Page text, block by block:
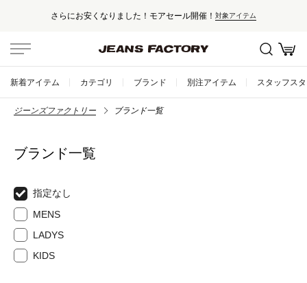
さらにお安くなりました！モアセール開催！ 対象アイテム
新着アイテム カテゴリ ブランド 別注アイテム スタッフス
ジーンズファクトリー ブランド一覧
ブランド一覧
指定なし
MENS
LADYS
KIDS